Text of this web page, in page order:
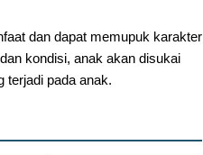
dan dapat memupuk karakter
kondisi, anak akan disukai
terjadi pada anak.